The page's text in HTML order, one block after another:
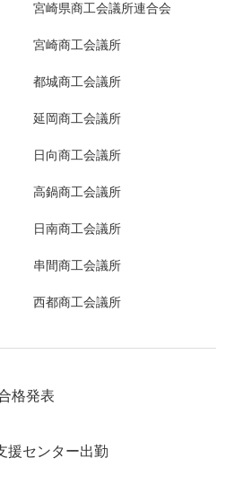
宮崎県商工会議所連合会
宮崎商工会議所
都城商工会議所
延岡商工会議所
日向商工会議所
高鍋商工会議所
日南商工会議所
串間商工会議所
西都商工会議所
格発表
援センター出勤